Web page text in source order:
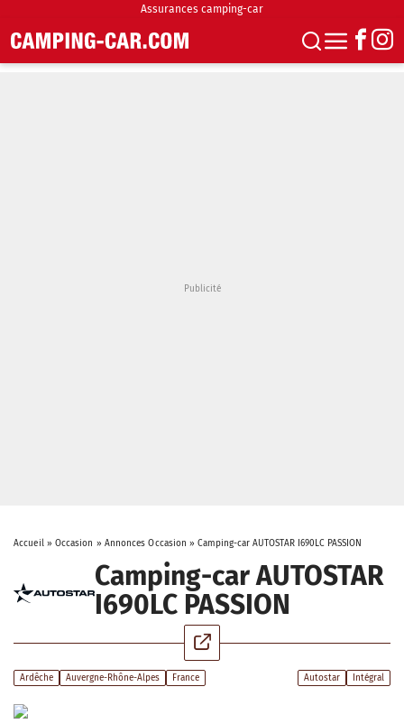
Assurances camping-car
Accueil» Occasion » Annonces Occasion »Camping-car AUTOSTAR I690LC PASSION
Camping-car AUTOSTAR
I690LC PASSION
Ardêche Auvergne-Rhône-Alpes France Autostar Intégral